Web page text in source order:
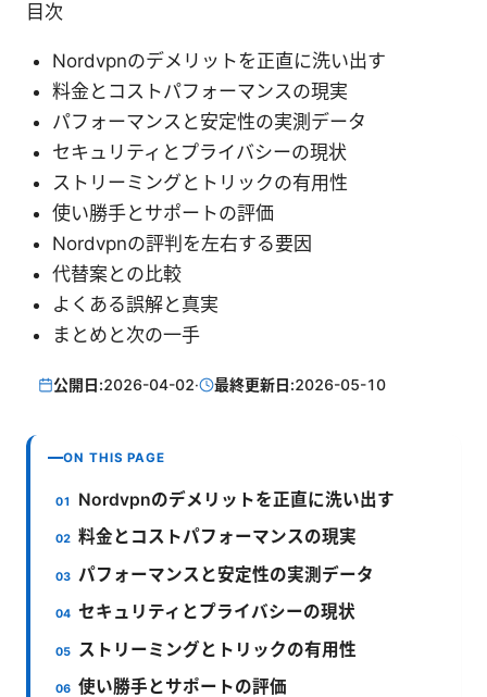
目次
Nordvpnのデメリットを正直に洗い出す
料金とコストパフォーマンスの現実
パフォーマンスと安定性の実測データ
セキュリティとプライバシーの現状
ストリーミングとトリックの有用性
使い勝手とサポートの評価
Nordvpnの評判を左右する要因
代替案との比較
よくある誤解と真実
まとめと次の一手
公開日:2026-04-02· 最終更新日:2026-05-10
ON THIS PAGE
Nordvpnのデメリットを正直に洗い出す
料金とコストパフォーマンスの現実
パフォーマンスと安定性の実測データ
セキュリティとプライバシーの現状
ストリーミングとトリックの有用性
使い勝手とサポートの評価